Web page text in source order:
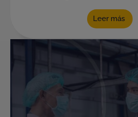
Leer más